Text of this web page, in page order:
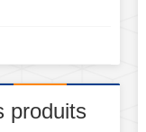
produits